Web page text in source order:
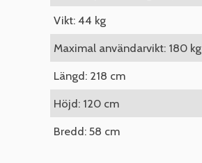
Vikt: 44 kg
Maximal användarvikt: 180 kg
Längd: 218 cm
Höjd: 120 cm
Bredd: 58 cm